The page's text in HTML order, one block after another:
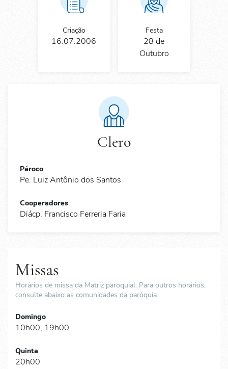
Criação
16.07.2006
Festa
28 de
Outubro
Clero
Pároco
Pe. Luiz Antônio dos Santos
Cooperadores
Diácp. Francisco Ferreria Faria
Missas
Horários de missa da Matriz paroquial. Para outros horários,
consulte abaixo as comunidades da paróquia.
Domingo
10h00, 19h00
Quinta
20h00